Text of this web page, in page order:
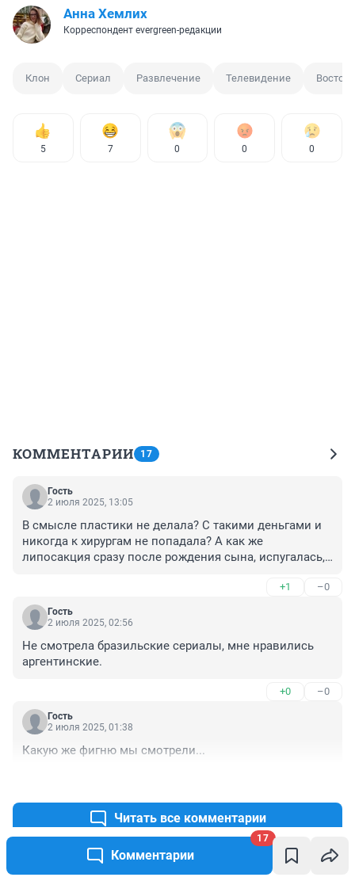
Комментарии
17
Анна Хемлих
Корреспондент evergreen-редакции
Клон Сериал Развлечение Телевидение Восток
5 7 0 0 0
КОММЕНТАРИИ 17
Гость
2 июля 2025, 13:05
В смысле пластики не делала? С такими деньгами и
никогда к хирургам не попадала? А как же
липосакция сразу после рождения сына, испугалась,
+1 –0
Гость
2 июля 2025, 02:56
Не смотрела бразильские сериалы, мне нравились
аргентинские.
+0 –0
Гость
2 июля 2025, 01:38
Какую же фигню мы смотрели...
Читать все комментарии